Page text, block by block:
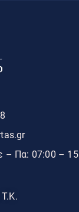
– Πα: 07:00 –